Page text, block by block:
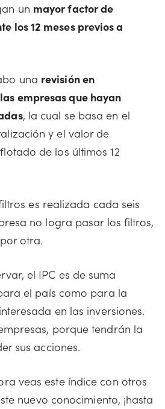
un mayor factor de
los 12 meses previos a
una revisión en
empresas que hayan
, la cual se basa en el
y el valor de
de los últimos 12
es realizada cada seis
no logra pasar los filtros,
otra.
el IPC es de suma
el país como para la
en las inversiones.
porque tendrán la
sus acciones.
veas este índice con otros
nuevo conocimiento, ¡hasta